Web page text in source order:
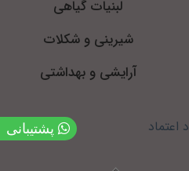
لبنیات گیاهی
شیرینی و شکلات
آرایشی و بهداشتی
اعتماد پشتیبانی